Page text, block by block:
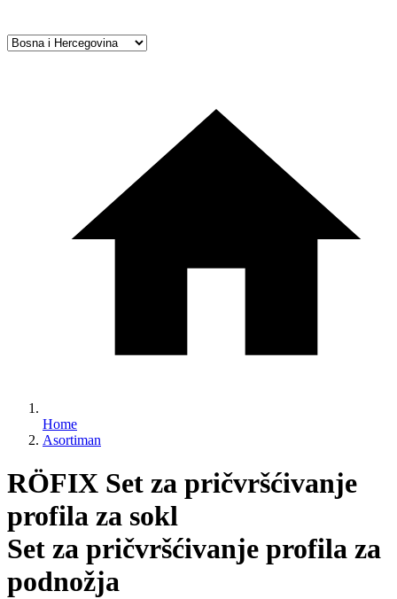
Home
Asortiman
RÖFIX Set za pričvršćivanje
profila za sokl
Set za pričvršćivanje profila za
podnožja